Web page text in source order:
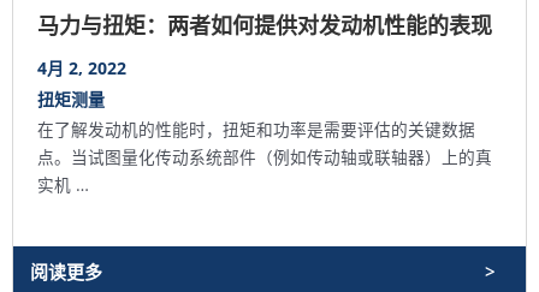
马力与扭矩：两者如何提供对发动机性能的表现
4月 2, 2022
扭矩测量
在了解发动机的性能时，扭矩和功率是需要评估的关键数据
点。当试图量化传动系统部件（例如传动轴或联轴器）上的真
实机 …
阅读更多